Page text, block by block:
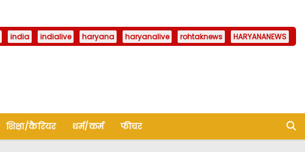
india indialive haryana haryanalive rohtaknews HARYANANEWS
शिक्षा/कैरियर धर्म/कर्म फीचर